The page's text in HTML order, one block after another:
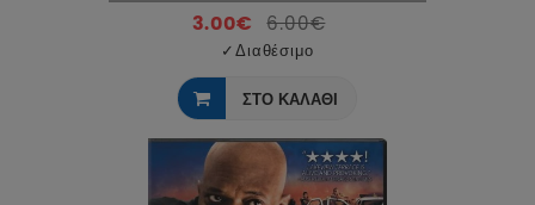
3.00€ 6.00€
✓Διαθέσιμο
ΣΤΟ ΚΑΛΑΘΙ